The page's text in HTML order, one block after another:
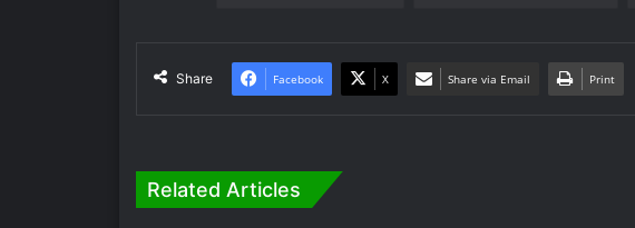
Share Facebook X Share via Email Print
Related Articles